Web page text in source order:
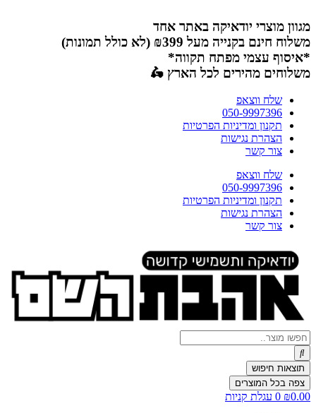
לתוכן
מגוון מוצרי יודאיקה באתר אחד
משלוח חינם בקנייה מעל ₪399 (לא כולל תמונות)
*איסוף עצמי מפתח תקווה*
משלוחים מהירים לכל הארץ 🛵
שלח ווצאפ
050-9997396
תקנון ומדיניות הפרטיות
הצהרת נגישות
צור קשר
שלח ווצאפ
050-9997396
תקנון ומדיניות הפרטיות
הצהרת נגישות
צור קשר
Search
...
תוצאות חיפוש
צפה בכל המוצרים
₪0.00
0 עגלת קניות